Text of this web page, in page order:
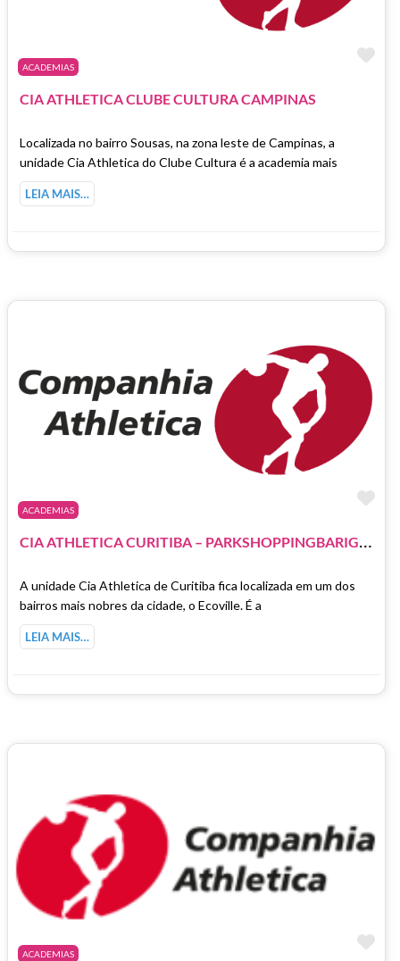
ACADEMIAS
CIA ATHLETICA CLUBE CULTURA CAMPINAS
Localizada no bairro Sousas, na zona leste de Campinas, a
unidade Cia Athletica do Clube Cultura é a academia mais
LEIA MAIS…
ACADEMIAS
C
IA ATHLETICA CURITIBA – PARKSHOPPINGBARIGÜI
A unidade Cia Athletica de Curitiba fica localizada em um dos
bairros mais nobres da cidade, o Ecoville. É a
LEIA MAIS…
ACADEMIAS